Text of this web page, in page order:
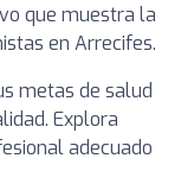
que muestra la
en Arrecifes.
metas de salud
Explora
adecuado